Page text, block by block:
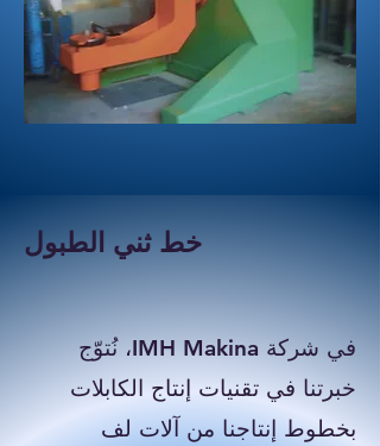
خط ثني الطبول
في شركة IMH Makina، نُتوّج
خبرتنا في تقنيات إنتاج الكابلات
بخطوط إنتاجنا من آلات لف